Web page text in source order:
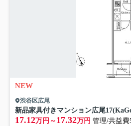
NEW
渋谷区広尾
新品家具付きマンション広尾
17.12万円～ 17.32万円 管理/共益費